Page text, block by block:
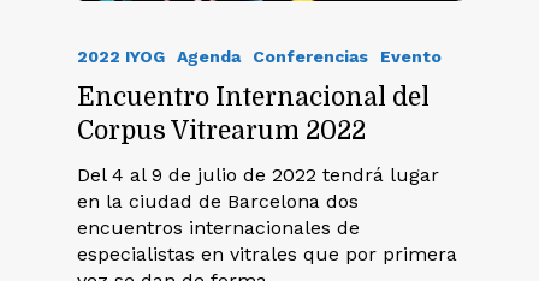
2022 IYOG Agenda Conferencias Evento
Encuentro Internacional del
Corpus Vitrearum 2022
Del 4 al 9 de julio de 2022 tendrá lugar
en la ciudad de Barcelona dos
encuentros internacionales de
especialistas en vitrales que por primera